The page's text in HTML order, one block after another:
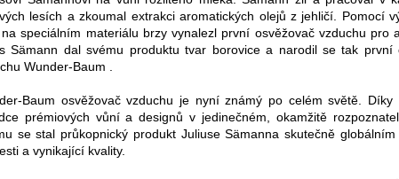
lesích a zkoumal extrakci aromatických olejů z jehličí. Pomocí
speciálním materiálu brzy vynalezl první osvěžovač vzduchu pro
Sämann dal svému produktu tvar borovice a narodil se tak první
Wunder-Baum .
Baum osvěžovač vzduchu je nyní známý po celém světě. Díky
prémiových vůní a designů v jedinečném, okamžitě
se stal průkopnický produkt Juliuse Sämanna skutečně globálním
a vynikající kvality.